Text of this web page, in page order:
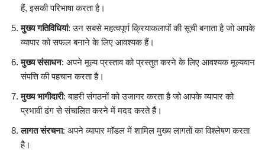
हैं, इसकी परिभाषा करता है।
मुख्य गतिविधियां: उन सबसे महत्वपूर्ण क्रियाकलापों की सूची बनाता है जो आपके
व्यापार को सफल बनाने के लिए आवश्यक हैं।
मुख्य संसाधन: अपने मूल्य प्रस्ताव को प्रस्तुत करने के लिए आवश्यक मूल्यवान
संपत्ति की पहचान करता है।
मुख्य भागीदारी: बाहरी संगठनों को उजागर करता है जो आपके व्यापार को
प्रभावी ढंग से संचालित करने में मदद करते हैं।
लागत संरचना: अपने व्यापार मॉडल में शामिल मुख्य लागतों का विश्लेषण करता
है।